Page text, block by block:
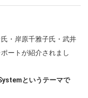
・岸原千雅子氏・武井
ートが紹介されまし
というテーマで